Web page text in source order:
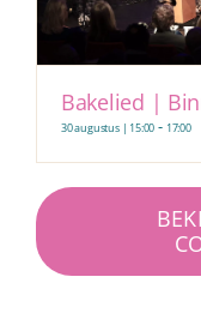
Bakelied |
30 augustus | 15:00 - 17:00